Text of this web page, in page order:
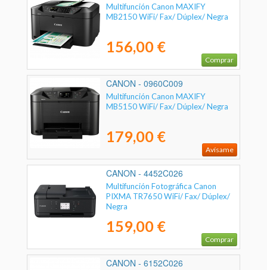
Multifunción Canon MAXIFY
MB2150 WiFi/ Fax/ Dúplex/ Negra
156,00 €
Comprar
CANON - 0960C009
Multifunción Canon MAXIFY
MB5150 WiFi/ Fax/ Dúplex/ Negra
179,00 €
Avísame
CANON - 4452C026
Multifunción Fotográfica Canon
PIXMA TR7650 WiFi/ Fax/ Dúplex/
Negra
159,00 €
Comprar
CANON - 6152C026